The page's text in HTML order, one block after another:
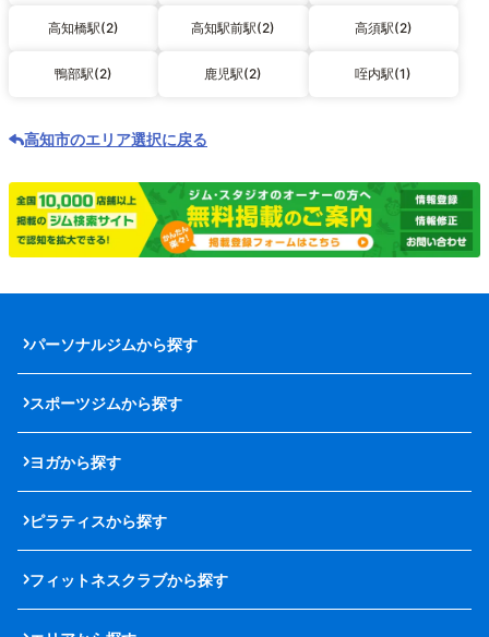
高知橋駅(2) 高知駅前駅(2) 高須駅(2)
鴨部駅(2) 鹿児駅(2) 咥内駅(1)
高知市のエリア選択に戻る
パーソナルジムから探す
スポーツジムから探す
ヨガから探す
ピラティスから探す
フィットネスクラブから探す